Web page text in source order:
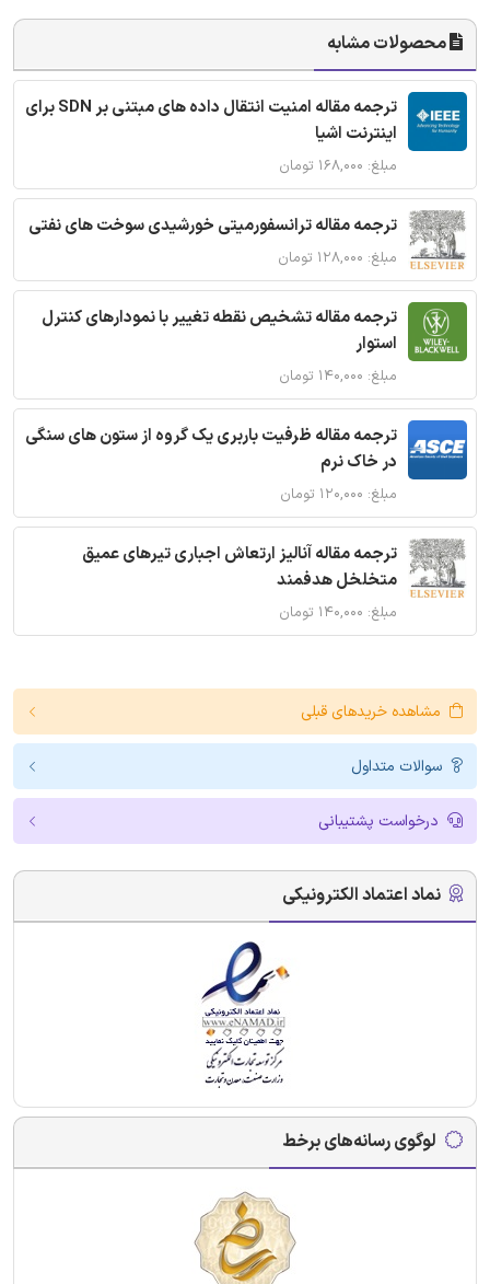
محصولات مشابه
ترجمه مقاله امنیت انتقال داده های مبتنی بر SDN برای
اینترنت اشیا
مبلغ: ۱۶۸,۰۰۰ تومان
ترجمه مقاله ترانسفورمیتی خورشیدی سوخت های نفتی
مبلغ: ۱۲۸,۰۰۰ تومان
ترجمه مقاله تشخیص نقطه تغییر با نمودارهای کنترل
استوار
مبلغ: ۱۴۰,۰۰۰ تومان
ترجمه مقاله ظرفیت باربری یک گروه از ستون های سنگی
در خاک نرم
مبلغ: ۱۲۰,۰۰۰ تومان
ترجمه مقاله آنالیز ارتعاش اجباری تیرهای عمیق
متخلخل هدفمند
مبلغ: ۱۴۰,۰۰۰ تومان
مشاهده خریدهای قبلی
سوالات متداول
درخواست پشتیبانی
نماد اعتماد الکترونیکی
لوگوی رسانه‌های برخط